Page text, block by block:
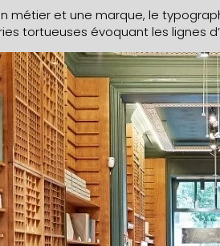
métier et une marque, le
tortueuses évoquant les lignes